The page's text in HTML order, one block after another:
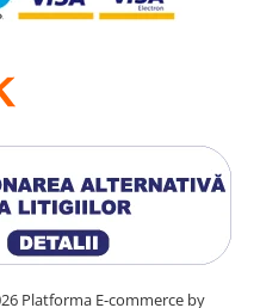
Platforma E-commerce by